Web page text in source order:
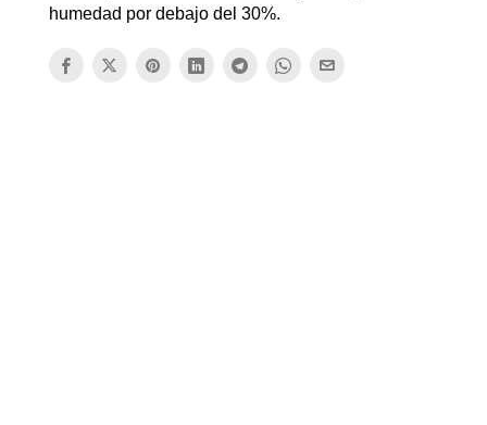
humedad por debajo del 30%.